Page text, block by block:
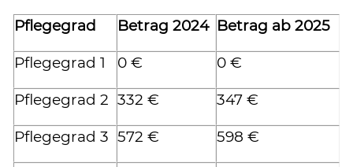
Pflegegrad
Betrag 2024 Betrag ab 2025
Pflegegrad 1 0 € 0 €
Pflegegrad 2 332 € 347 €
Pflegegrad 3 572 € 598 €